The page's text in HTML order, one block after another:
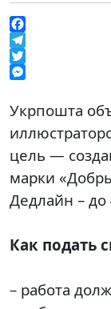
Facebook
Telegram
Twitter
Укрпошта
цель —
марки
Дедлайн –
Как подать
– работа